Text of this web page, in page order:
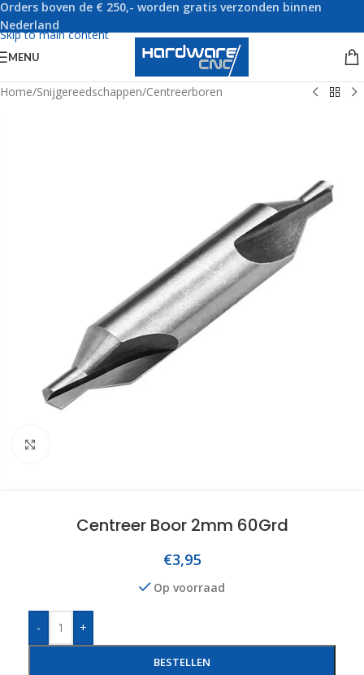
Skip to navigation
Skip to main content
Orders boven de € 250,- worden gratis verzonden binnen
Nederland
MENU
Home/Snijgereedschappen/Centreerboren
Centreer Boor 2mm 60Grd
€3,95
Op voorraad
- +
BESTELLEN